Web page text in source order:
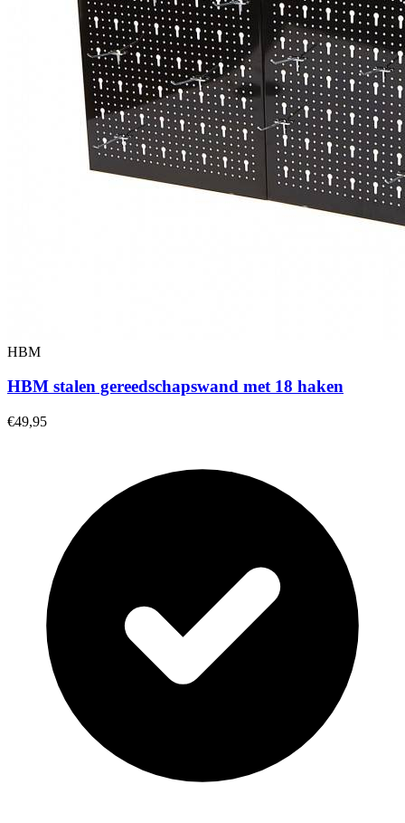
HBM
HBM stalen gereedschapswand met 18 haken
€49,95